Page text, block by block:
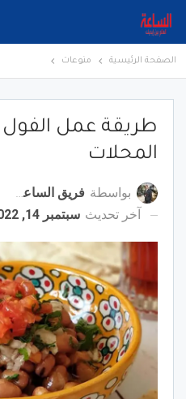
الصفحة الرئيسية منوعات
طريقة عمل
المحلات
بواسطة فريق الساعة برس
آخر تحديث سبتمبر 14, 2022